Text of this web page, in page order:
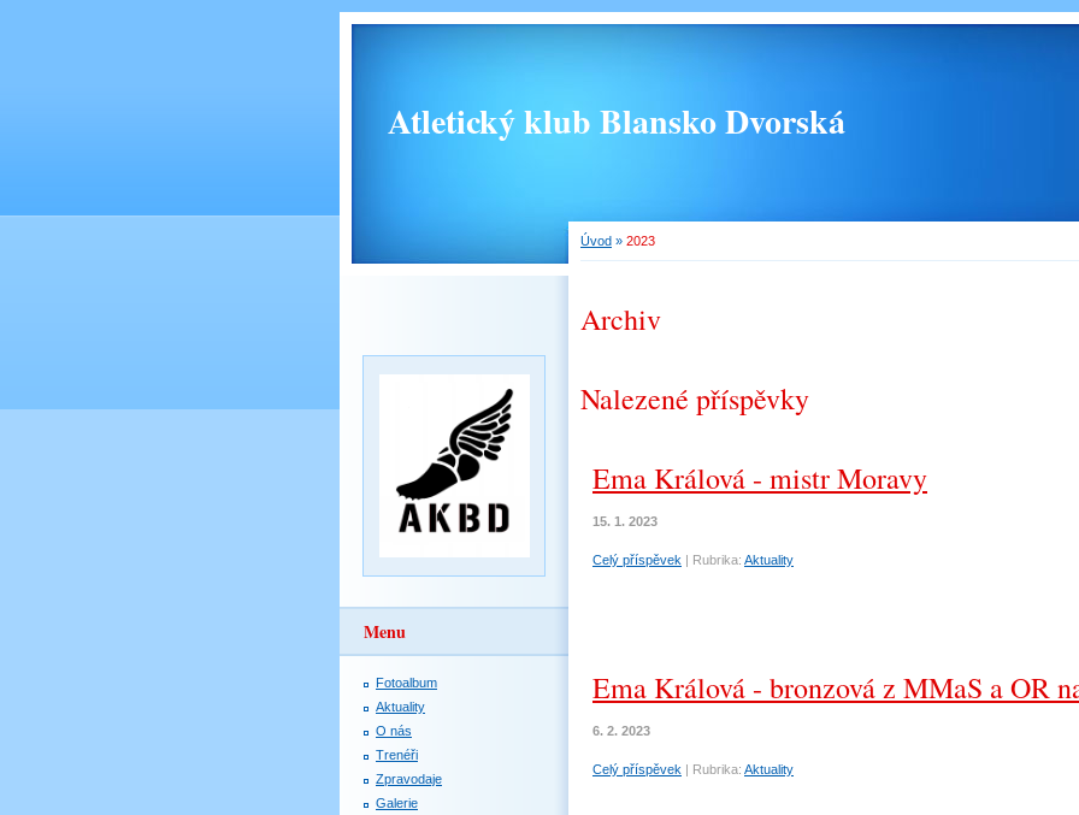
Atletický klub Blansko Dvorská
Úvod » 2023
Archiv
Nalezené příspěvky
Ema Králová - mistr Moravy
15. 1. 2023
Celý příspěvek | Rubrika: Aktuality
Ema Králová - bronzová z MMaS a OR
6. 2. 2023
Celý příspěvek | Rubrika: Aktuality
Menu
Fotoalbum
Aktuality
O nás
Trenéři
Zpravodaje
Galerie